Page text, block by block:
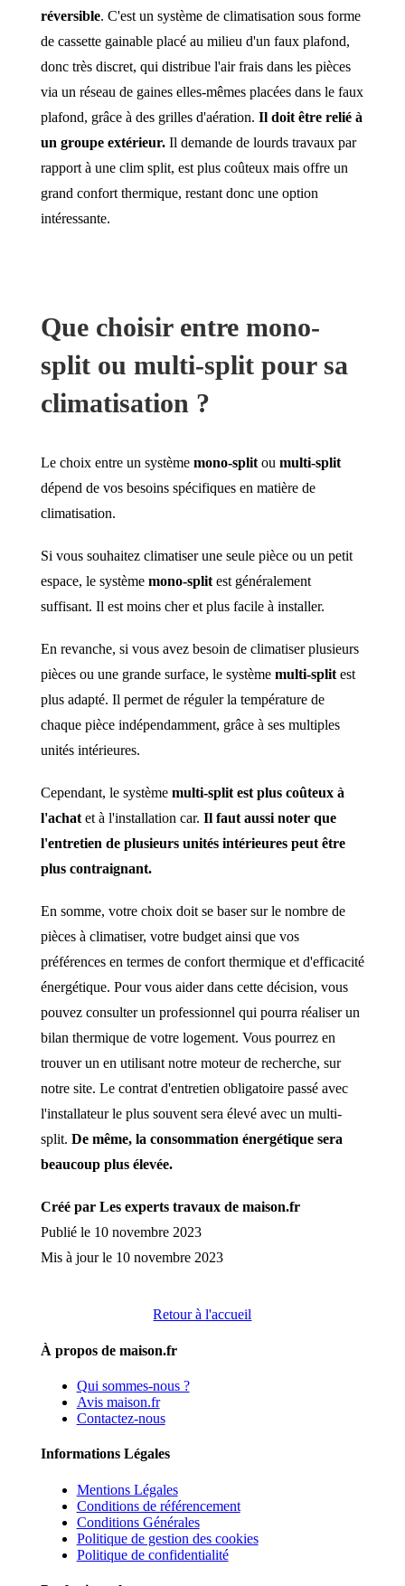
réversible. C'est un système de climatisation sous forme
de cassette gainable placé au milieu d'un faux plafond,
donc très discret, qui distribue l'air frais dans les pièces
via un réseau de gaines elles-mêmes placées dans le faux
plafond, grâce à des grilles d'aération. Il doit être relié à
un groupe extérieur. Il demande de lourds travaux par
rapport à une clim split, est plus coûteux mais offre un
grand confort thermique, restant donc une option
intéressante.
Que choisir entre mono-
split ou multi-split pour sa
climatisation ?
Le choix entre un système mono-splitou multi-split
dépend de vos besoins spécifiques en matière de
climatisation.
Si vous souhaitez climatiser une seule pièce ou un petit
espace, le système mono-splitest généralement
suffisant. Il est moins cher et plus facile à installer.
En revanche, si vous avez besoin de climatiser plusieurs
pièces ou une grande surface, le système multi-splitest
plus adapté. Il permet de réguler la température de
chaque pièce indépendamment, grâce à ses multiples
unités intérieures.
Cependant, le système multi-split est plus coûteux à
l'achatet à l'installation car. Il faut aussi noter que
l'entretien de plusieurs unités intérieures peut être
plus contraignant.
En somme, votre choix doit se baser sur le nombre de
pièces à climatiser, votre budget ainsi que vos
préférences en termes de confort thermique et d'efficacité
énergétique. Pour vous aider dans cette décision, vous
pouvez consulter un professionnel qui pourra réaliser un
bilan thermique de votre logement. Vous pourrez en
trouver un en utilisant notre moteur de recherche, sur
notre site. Le contrat d'entretien obligatoire passé avec
l'installateur le plus souvent sera élevé avec un multi-
split. De même, la consommation énergétique sera
beaucoup plus élevée.
Créé par Les experts travaux de maison.fr
Publié le 10 novembre 2023
Mis à jour le 10 novembre 2023
Retour à l'accueil
À propos de maison.fr
Qui sommes-nous ?
Avis maison.fr
Contactez-nous
Informations Légales
Mentions Légales
Conditions de référencement
Conditions Générales
Politique de gestion des cookies
Politique de confidentialité